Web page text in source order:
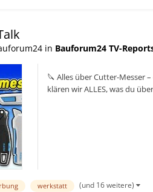
in Bauforum24 TV-
🔪 Alles über Cutter-Messer
klären wir ALLES, was du
werkstatt (und 16 weitere)